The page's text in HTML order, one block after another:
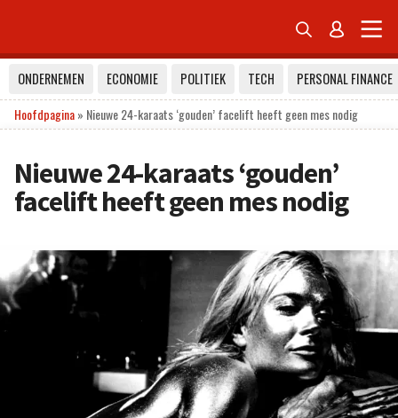
 
ONDERNEMEN ECONOMIE POLITIEK TECH
PERSONAL FINANCE
Hoofdpagina» Nieuwe 24-karaats ‘gouden’ facelift heeft geen mes nodig
Nieuwe 24-karaats ‘gouden’
facelift heeft geen mes nodig